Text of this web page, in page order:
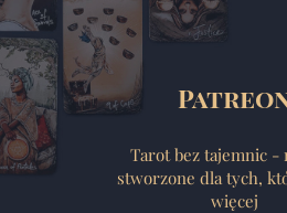
Tarot bez tajemnic -
stworzone dla tych,
więcej